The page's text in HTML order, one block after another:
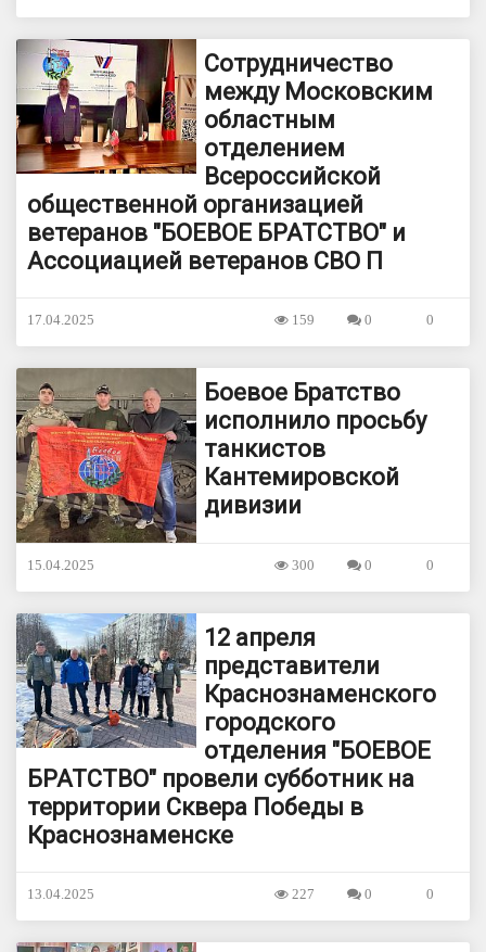
Сотрудничество
между Московским
областным
отделением
Всероссийской
общественной организацией
ветеранов "БОЕВОЕ БРАТСТВО" и
Ассоциацией ветеранов СВО П
17.04.2025 0
0
159
Боевое Братство
исполнило просьбу
танкистов
Кантемировской
дивизии
15.04.2025 0
0
300
12 апреля
представители
Краснознаменского
городского
отделения "БОЕВОЕ
БРАТСТВО" провели субботник на
территории Сквера Победы в
Краснознаменске
13.04.2025 0
0
227